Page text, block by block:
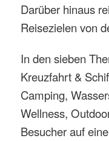
Darüber hinaus
Reisezielen von
In den sieben
Kreuzfahrt &
Camping,
Wellness,
Besucher auf